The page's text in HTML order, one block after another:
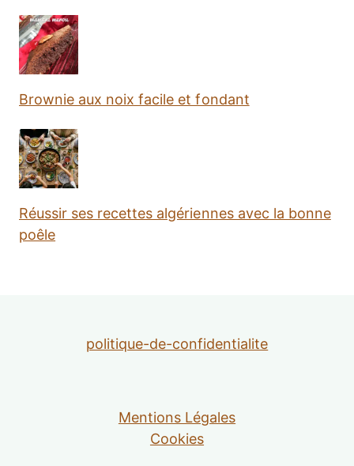
Brownie aux noix facile et fondant
Réussir ses recettes algériennes avec la bonne
poêle
politique-de-confidentialite
Mentions Légales
Cookies